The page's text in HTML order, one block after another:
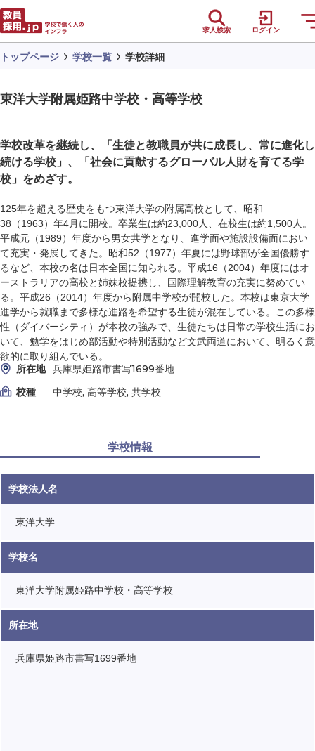
求人検索 ログイン
トップページ 学校一覧 学校詳細
東洋大学附属姫路中学校・高等学校
学校改革を継続し、「生徒と教職員が共に成長し、常に進化し
続ける学校」、「社会に貢献するグローバル人財を育てる学
校」をめざす。
125年を超える歴史をもつ東洋大学の附属高校として、昭和
38（1963）年4月に開校。卒業生は約23,000人、在校生は約1,500人。
平成元（1989）年度から男女共学となり、進学面や施設設備面におい
て充実・発展してきた。昭和52（1977）年夏には野球部が全国優勝す
るなど、本校の名は日本全国に知られる。平成16（2004）年度にはオ
ーストラリアの高校と姉妹校提携し、国際理解教育の充実に努めてい
る。平成26（2014）年度から附属中学校が開校した。本校は東京大学
進学から就職まで多様な進路を希望する生徒が混在している。この多様
性（ダイバーシティ）が本校の強みで、生徒たちは日常の学校生活にお
いて、勉学をはじめ部活動や特別活動など文武両道において、明るく意
欲的に取り組んでいる。
所在地 兵庫県姫路市書写1699番地
校種
中学校, 高等学校, 共学校
学校情報
学校法人名
東洋大学
学校名
東洋大学附属姫路中学校・高等学校
所在地
兵庫県姫路市書写1699番地